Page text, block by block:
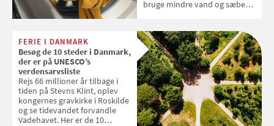
bruge mindre vand og sæbe
enkle råd til at spare penge på
tøjvasken
FERIE I DANMARK
Besøg de 10 steder i Danmark,
der er på UNESCO’s
verdensarvsliste
Rejs 66 millioner år tilbage i
tiden på Stevns Klint, oplev
kongernes gravkirke i Roskilde
og se tidevandet forvandle
Vadehavet. Her er de 10